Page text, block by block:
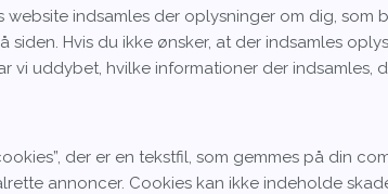
website indsamles der oplysninger om dig,
siden. Hvis du ikke ønsker, at der indsamles
vi uddybet, hvilke informationer der indsamles,
der er en tekstfil, som gemmes på din
annoncer. Cookies kan ikke indeholde